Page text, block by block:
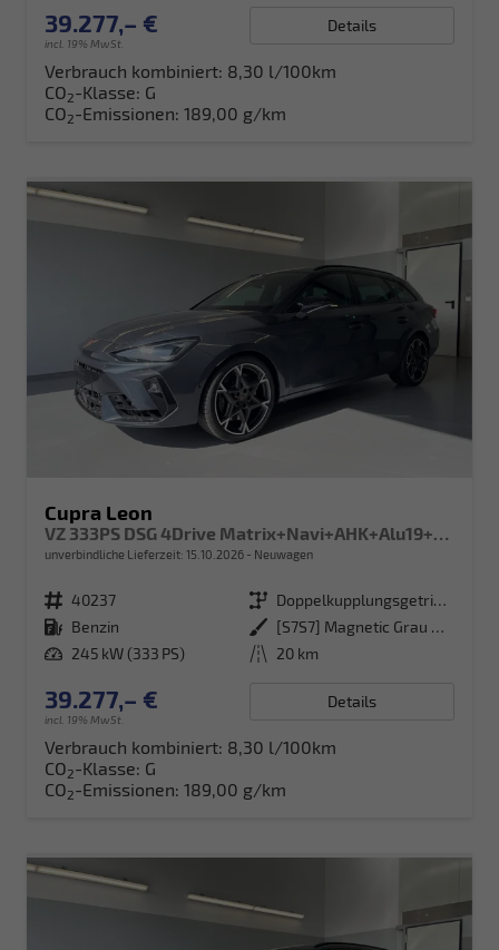
39.277,– €
incl. 19% MwSt.
Details
Verbrauch kombiniert: 8,30 l/100km
CO2-Klasse: G
CO2-Emissionen: 189,00 g/km
Cupra Leon
VZ 333PS DSG 4Drive Matrix+Navi+AHK+Alu19+Sitzheiz+IntelligentDrive+GV4
unverbindliche Lieferzeit: 15.10.2026 Neuwagen
Fahrzeugnr. 40237 Getriebe
Doppelkupplungsgetriebe (DSG)
Kraftstoff Benzin Außenfarbe
[S7S7] Magnetic Grau Metallic
Leistung 245 kW (333 PS) Kilometerstand 20 km
39.277,– €
incl. 19% MwSt.
Details
Verbrauch kombiniert: 8,30 l/100km
CO2-Klasse: G
CO2-Emissionen: 189,00 g/km